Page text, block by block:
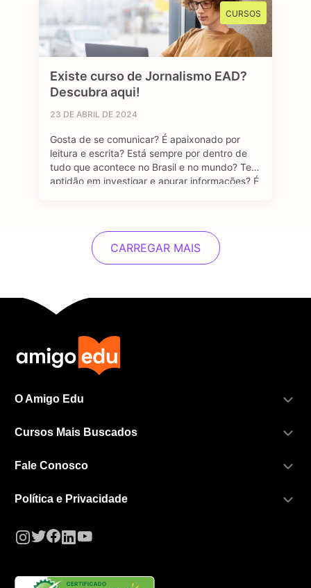
em Direito se destaca como um viés
importante e diferencial estratégico para
aqueles que desejam se sobressair diante …
CURSOS
Existe curso de Jornalismo EAD?
Descubra aqui!
23 DE ABRIL DE 2024
Gosta de se comunicar? É apaixonado por
leitura e escrita? Está sempre por dentro de
tudo que acontece no Brasil e no mundo? Tem
aptidão em investigar e apurar informações? É
CARREGAR MAIS
O Amigo Edu
Cursos Mais Buscados
Fale Conosco
Política e Privacidade